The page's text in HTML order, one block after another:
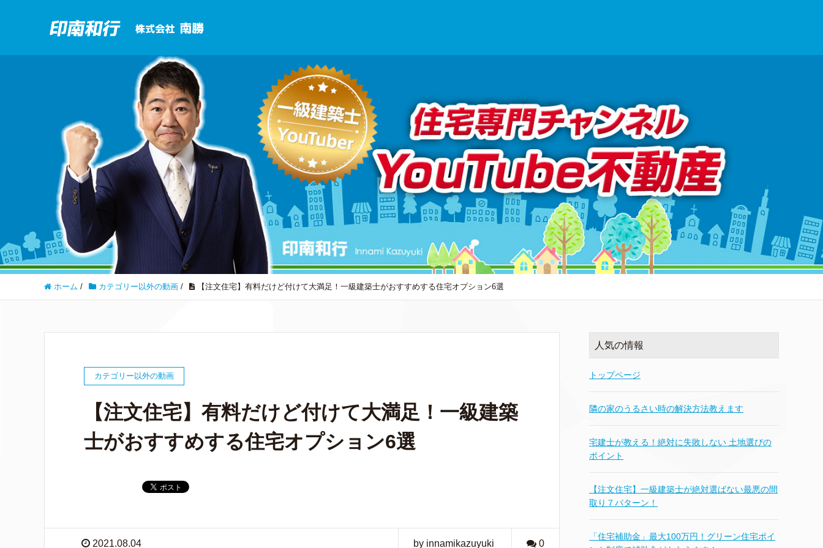
ホーム / カテゴリー以外の動画 / 【注文住宅】有料だけど付けて大満足！一級建築士がおすすめする住宅オプション6選
カテゴリー以外の動画
【注文住宅】有料だけど付けて大満足！一級建築
士がおすすめする住宅オプション6選
2021.08.04 by innamikazuyuki 0
人気の情報
トップページ
隣の家のうるさい時の解決方法教えます
宅建士が教える！絶対に失敗しない 土地選びの
ポイント
【注文住宅】一級建築士が絶対選ばない最悪の間
取り７パターン！
「住宅補助金」最大100万円！グリーン住宅ポイ